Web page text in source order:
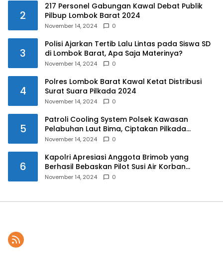
2
217 Personel Gabungan Kawal Debat Publik
Pilbup Lombok Barat 2024
November 14, 2024 0
3
Polisi Ajarkan Tertib Lalu Lintas pada Siswa SD
di Lombok Barat, Apa Saja Materinya?
November 14, 2024 0
4
Polres Lombok Barat Kawal Ketat Distribusi
Surat Suara Pilkada 2024
November 14, 2024 0
5
Patroli Cooling System Polsek Kawasan
Pelabuhan Laut Bima, Ciptakan Pilkada
Serentak 2024 yang Aman dan Damai
November 14, 2024 0
6
Kapolri Apresiasi Anggota Brimob yang
Berhasil Bebaskan Pilot Susi Air Korban
Penyanderaan KKB
November 14, 2024 0